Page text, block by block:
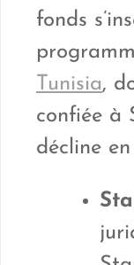
fonds
Tunisia,
confiée à
décline